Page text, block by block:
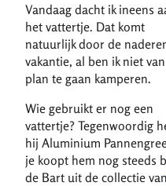
Vandaag dacht ik ineens
het vattertje. Dat komt
natuurlijk door de
vakantie, al ben ik niet van
plan te gaan kamperen.
Wie gebruikt er nog een
vattertje? Tegenwoordig
hij Aluminium
je koopt hem nog steeds
de Bart uit de collectie van